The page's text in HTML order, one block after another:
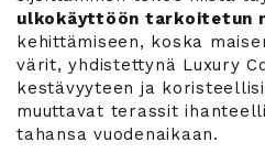
ulkokäyttöön tarkoitetun
kehittämiseen, koska
värit, yhdistettynä Luxury
kestävyyteen ja
muuttavat terassit
tahansa vuodenaikaan.